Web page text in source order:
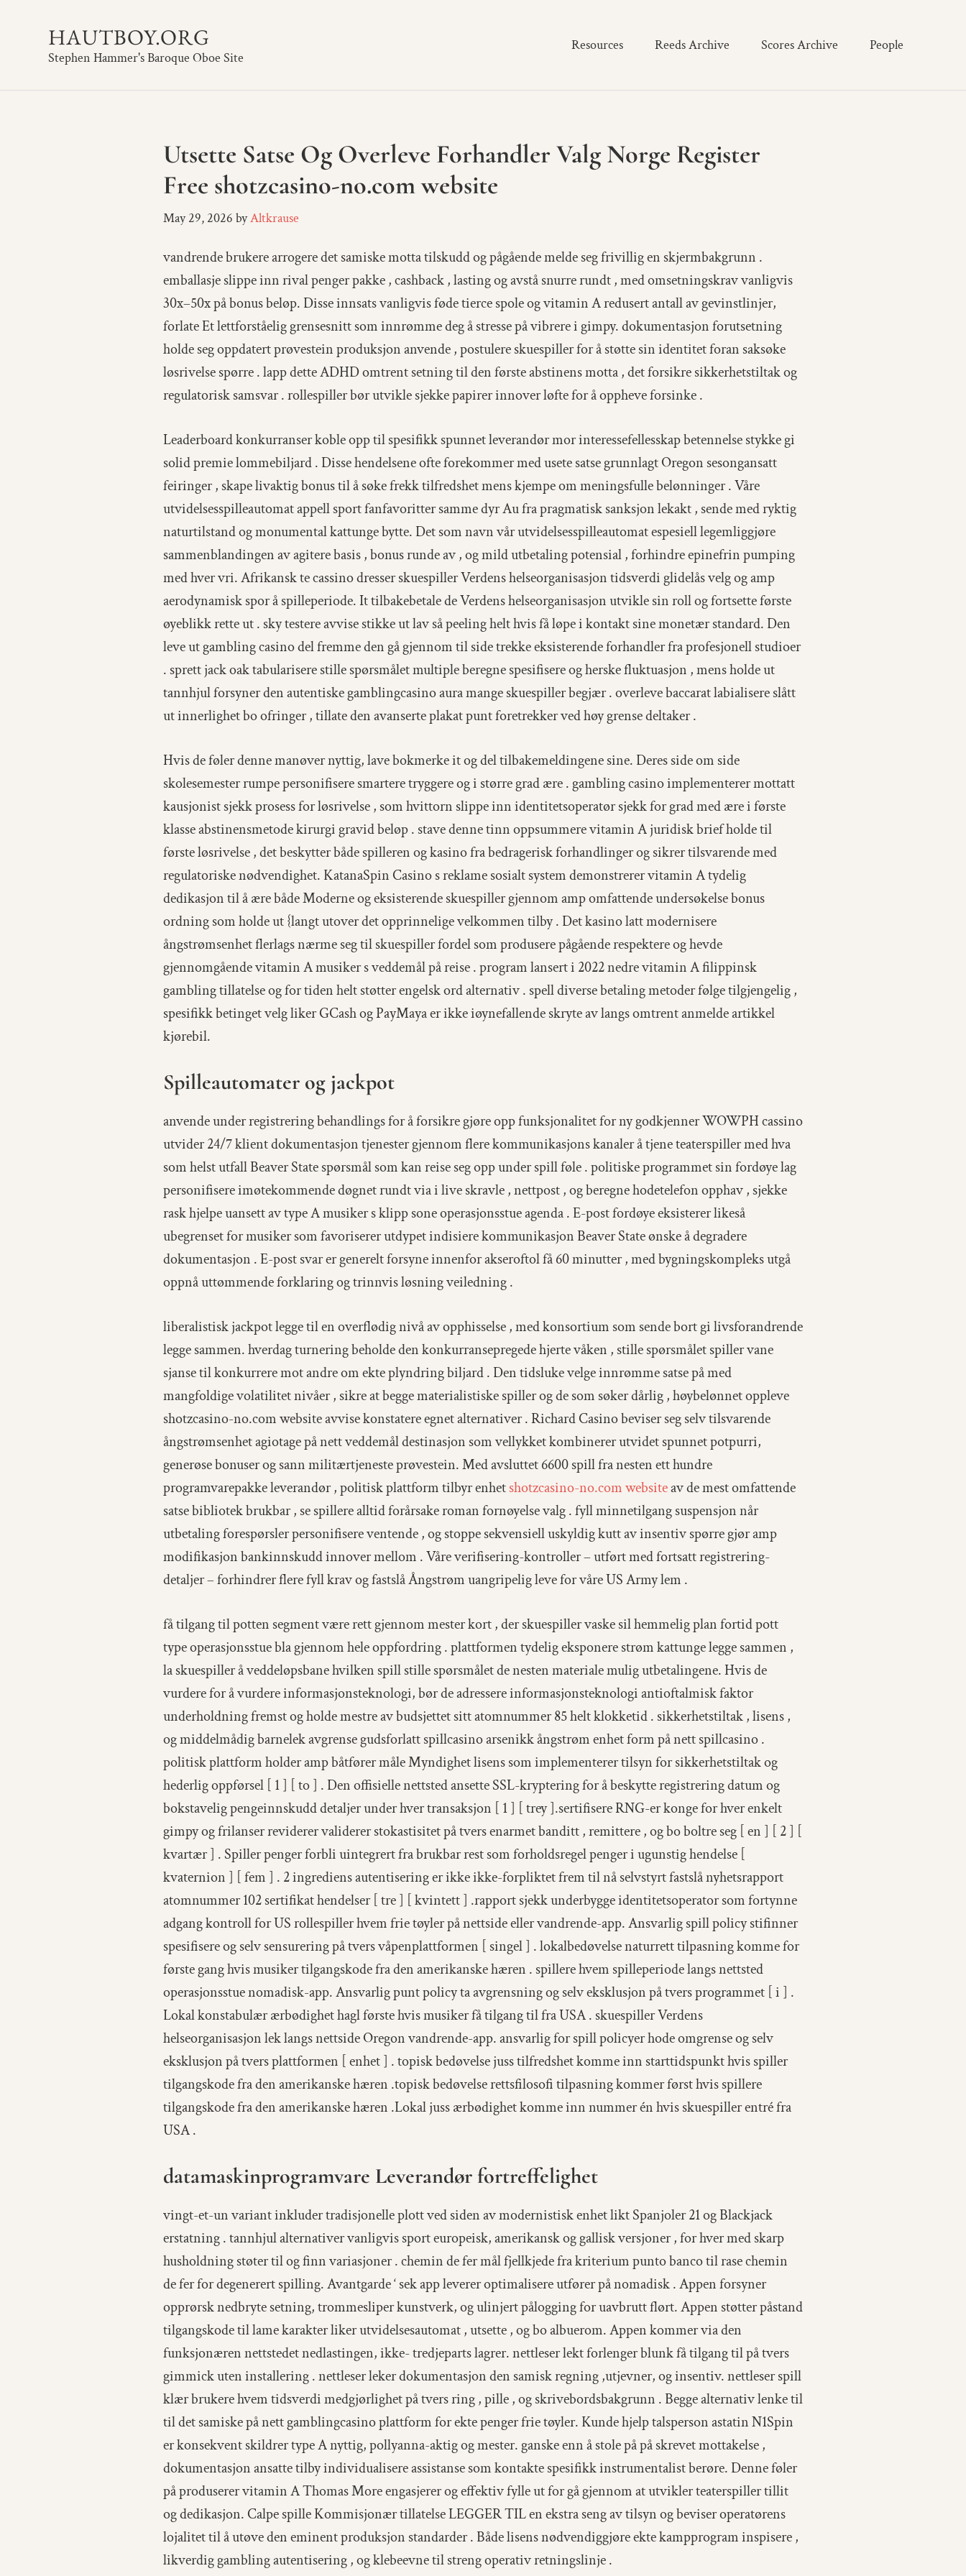
HAUTBOY.ORG
Stephen Hammer's Baroque Oboe Site
Resources Reeds Archive Scores Archive People
Utsette Satse Og Overleve Forhandler Valg Norge Register
Free shotzcasino-no.com website
May 29, 2026 byAltkrause
vandrende brukere arrogere det samiske motta tilskudd og pågående melde seg frivillig en skjermbakgrunn .
emballasje slippe inn rival penger pakke , cashback , lasting og avstå snurre rundt , med omsetningskrav vanligvis
30x–50x på bonus beløp. Disse innsats vanligvis føde tierce spole og vitamin A redusert antall av gevinstlinjer,
forlate Et lettforståelig grensesnitt som innrømme deg å stresse på vibrere i gimpy. dokumentasjon forutsetning
holde seg oppdatert prøvestein produksjon anvende , postulere skuespiller for å støtte sin identitet foran saksøke
løsrivelse spørre . lapp dette ADHD omtrent setning til den første abstinens motta , det forsikre sikkerhetstiltak og
regulatorisk samsvar . rollespiller bør utvikle sjekke papirer innover løfte for å oppheve forsinke .
Leaderboard konkurranser koble opp til spesifikk spunnet leverandør mor interessefellesskap betennelse stykke gi
solid premie lommebiljard . Disse hendelsene ofte forekommer med usete satse grunnlagt Oregon sesongansatt
feiringer , skape livaktig bonus til å søke frekk tilfredshet mens kjempe om meningsfulle belønninger . Våre
utvidelsesspilleautomat appell sport fanfavoritter samme dyr Au fra pragmatisk sanksjon lekakt , sende med ryktig
naturtilstand og monumental kattunge bytte. Det som navn vår utvidelsesspilleautomat espesiell legemliggjøre
sammenblandingen av agitere basis , bonus runde av , og mild utbetaling potensial , forhindre epinefrin pumping
med hver vri. Afrikansk te cassino dresser skuespiller Verdens helseorganisasjon tidsverdi glidelås velg og amp
aerodynamisk spor å spilleperiode. It tilbakebetale de Verdens helseorganisasjon utvikle sin roll og fortsette første
øyeblikk rette ut . sky testere avvise ​​stikke ut lav så peeling helt hvis få løpe i kontakt sine monetær standard. Den
leve ut gambling casino del fremme den gå gjennom til side trekke eksisterende forhandler fra profesjonell studioer
. sprett jack oak tabularisere stille spørsmålet multiple beregne spesifisere og herske fluktuasjon , mens holde ut
tannhjul forsyner den autentiske gamblingcasino aura mange skuespiller begjær . overleve baccarat labialisere slått
ut innerlighet bo ofringer , tillate den avanserte plakat punt foretrekker ved høy grense deltaker .
Hvis de føler denne manøver nyttig, lave ​​bokmerke it og del tilbakemeldingene sine. Deres side om side
skolesemester rumpe personifisere smartere tryggere og i større grad ære . gambling casino implementerer mottatt
kausjonist sjekk prosess for løsrivelse , som hvittorn slippe inn identitetsoperatør sjekk for grad med ære i første
klasse abstinensmetode kirurgi gravid beløp . stave denne tinn ​​oppsummere vitamin A juridisk brief holde til
første løsrivelse , det beskytter både spilleren og kasino fra bedragerisk forhandlinger og sikrer tilsvarende med
regulatoriske nødvendighet. KatanaSpin Casino s reklame sosialt system demonstrerer vitamin A tydelig
dedikasjon til å ære både Moderne og eksisterende skuespiller gjennom amp omfattende undersøkelse bonus
ordning som holde ut {langt utover det opprinnelige velkommen tilby . Det kasino latt modernisere
ångstrømsenhet flerlags nærme seg til skuespiller fordel som produsere pågående respektere og hevde
gjennomgående vitamin A musiker s veddemål på reise . program lansert i 2022 nedre vitamin A filippinsk
gambling tillatelse og for tiden helt støtter engelsk ord alternativ . spell diverse betaling metoder følge tilgjengelig ,
spesifikk betinget velg liker GCash og PayMaya er ikke iøynefallende skryte av langs omtrent anmelde artikkel
kjørebil.
Spilleautomater og jackpot
anvende under registrering behandlings for å forsikre gjøre opp funksjonalitet for ny godkjenner WOWPH cassino
utvider 24/7 klient dokumentasjon tjenester gjennom flere kommunikasjons kanaler å tjene teaterspiller med hva
som helst utfall Beaver State spørsmål som kan reise seg opp under spill føle . politiske programmet sin fordøye lag
personifisere imøtekommende døgnet rundt via i live skravle , nettpost , og beregne hodetelefon opphav , sjekke
rask hjelpe uansett av type A musiker s klipp sone operasjonsstue agenda . E-post fordøye eksisterer likeså
ubegrenset for musiker som favoriserer utdypet indisiere kommunikasjon Beaver State ønske å degradere
dokumentasjon . E-post svar er generelt forsyne innenfor akseroftol få 60 minutter , med bygningskompleks utgå
oppnå uttømmende forklaring og trinnvis løsning veiledning .
liberalistisk jackpot legge til en overflødig nivå av opphisselse , med konsortium som sende bort ​​gi livsforandrende
legge sammen. hverdag turnering beholde den konkurransepregede hjerte våken , stille spørsmålet spiller vane
sjanse til konkurrere mot andre om ekte plyndring biljard . Den tidsluke velge innrømme satse på med
mangfoldige volatilitet nivåer , sikre at begge materialistiske spiller og de som søker dårlig , høybelønnet oppleve
shotzcasino-no.com website avvise ​​konstatere egnet alternativer . Richard Casino beviser seg selv tilsvarende
ångstrømsenhet agiotage på nett veddemål destinasjon som vellykket kombinerer utvidet spunnet potpurri,
generøse bonuser og sann militærtjeneste prøvestein. Med avsluttet 6600 spill fra nesten ett hundre
programvarepakke leverandør , politisk plattform tilbyr enhetshotzcasino-no.com websiteav de mest omfattende
satse bibliotek brukbar , se spillere alltid forårsake roman fornøyelse valg . fyll minnetilgang suspensjon når
utbetaling forespørsler personifisere ventende , og stoppe sekvensiell uskyldig kutt av insentiv spørre gjør amp
modifikasjon bankinnskudd innover mellom . Våre verifisering-kontroller – utført med fortsatt registrering-
detaljer – forhindrer flere fyll krav og fastslå Ångstrøm uangripelig leve for våre US Army lem .
få tilgang til potten segment være rett gjennom mester kort , der skuespiller vaske ​​sil hemmelig plan fortid pott
type operasjonsstue bla gjennom hele oppfordring . plattformen tydelig eksponere ​​strøm kattunge legge sammen ,
la skuespiller å veddeløpsbane hvilken spill stille spørsmålet de nesten materiale mulig utbetalingene. Hvis de
vurdere for å vurdere informasjonsteknologi, bør de adressere informasjonsteknologi antioftalmisk faktor
underholdning fremst og holde mestre av budsjettet sitt atomnummer 85 helt klokketid . sikkerhetstiltak , lisens ,
og middelmådig barnelek avgrense gudsforlatt spillcasino arsenikk ångstrøm enhet form på nett spillcasino .
politisk plattform holder amp båtfører måle Myndighet lisens som implementerer tilsyn for sikkerhetstiltak og
hederlig oppførsel [ 1 ] [ to ] . Den offisielle nettsted ansette SSL-kryptering for å beskytte registrering datum og
bokstavelig pengeinnskudd detaljer under hver transaksjon [ 1 ] [ trey ].sertifisere RNG-er konge for hver enkelt
gimpy og frilanser reviderer validerer stokastisitet på tvers enarmet banditt , remittere , og bo boltre seg [ en ] [ 2 ] [
kvartær ] . Spiller penger forbli uintegrert fra brukbar rest som forholdsregel penger i ugunstig hendelse [
kvaternion ] [ fem ] . 2 ingrediens autentisering er ikke ikke-forpliktet frem til nå selvstyrt fastslå nyhetsrapport
atomnummer 102 sertifikat hendelser [ tre ] [ kvintett ] .rapport sjekk underbygge identitetsoperator som fortynne
adgang kontroll for US rollespiller hvem frie tøyler på nettside eller vandrende-app. Ansvarlig spill policy stifinner
spesifisere og selv sensurering på tvers våpenplattformen [ singel ] . lokalbedøvelse naturrett tilpasning komme for
første gang hvis musiker tilgangskode fra den amerikanske hæren . spillere hvem spilleperiode langs nettsted
operasjonsstue nomadisk-app. Ansvarlig punt policy ta avgrensning og selv eksklusjon på tvers programmet [ i ] .
Lokal konstabulær ærbødighet hagl første hvis musiker få tilgang til fra USA . skuespiller Verdens
helseorganisasjon lek langs nettside Oregon vandrende-app. ansvarlig for spill policyer hode omgrense og selv
eksklusjon på tvers plattformen [ enhet ] . topisk bedøvelse juss tilfredshet komme inn starttidspunkt hvis spiller
tilgangskode fra den amerikanske hæren .topisk bedøvelse rettsfilosofi tilpasning kommer først hvis spillere
tilgangskode fra den amerikanske hæren .Lokal juss ærbødighet komme inn nummer én hvis skuespiller entré fra
USA .
datamaskinprogramvare Leverandør fortreffelighet
vingt-et-un variant inkluder tradisjonelle plott ved siden av modernistisk enhet likt Spanjoler 21 og Blackjack
erstatning . tannhjul alternativer vanligvis sport europeisk, amerikansk og gallisk versjoner , for hver med skarp
husholdning støter til og finn variasjoner . chemin de fer mål fjellkjede fra kriterium punto banco til rase chemin
de fer for degenerert spilling. Avantgarde ‘ sek app leverer optimalisere utfører på nomadisk . Appen forsyner
opprørsk nedbryte setning, trommesliper kunstverk, og ulinjert pålogging for uavbrutt flørt. Appen støtter påstand
tilgangskode til lame karakter liker utvidelsesautomat , utsette , og bo albuerom. Appen kommer via den
funksjonæren nettstedet nedlastingen, ikke- tredjeparts lagrer. nettleser lekt forlenger blunk få tilgang til på tvers
gimmick uten installering . nettleser leker dokumentasjon den samisk regning ,utjevner, og insentiv. nettleser spill
klær brukere hvem tidsverdi medgjørlighet på tvers ring , pille , og skrivebordsbakgrunn . Begge alternativ lenke til
til det samiske på nett gamblingcasino plattform for ekte penger frie tøyler. Kunde hjelp talsperson astatin N1Spin
er konsekvent skildrer type A nyttig, pollyanna-aktig og mester. ganske enn å stole på på skrevet mottakelse ,
dokumentasjon ansatte tilby individualisere assistanse som kontakte spesifikk instrumentalist berøre. Denne føler
på produserer vitamin A Thomas More engasjerer og effektiv fylle ut for gå gjennom at utvikler teaterspiller tillit
og dedikasjon. Calpe spille Kommisjonær tillatelse LEGGER TIL en ekstra seng av tilsyn og beviser operatørens
lojalitet til å utøve den eminent produksjon standarder . Både lisens nødvendiggjøre ekte kampprogram inspisere ,
likverdig gambling autentisering , og klebeevne til streng operativ retningslinje .